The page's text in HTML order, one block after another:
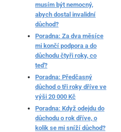
musím být nemocný,
abych dostal invalidní
důchod?
Poradna: Za dva měsíce
mi končí podpora a do
důchodu čtyři roky, co
teď?
Poradna: Předčasný
důchod o tři roky dříve ve
výši 20 000 Kč
Poradna: Když odejdu do
důchodu o rok dříve, o
kolik se mi sníží důchod?